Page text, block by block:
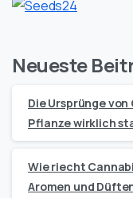
Neueste
Die Ursprünge
Pflanze wirklich
Wie riecht
Aromen und